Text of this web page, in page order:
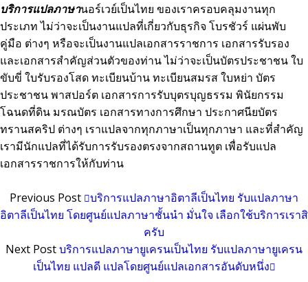
บริการแปลภาษานอร์เวย์เป็นไทย ของเราครอบคลุมงานทุก
ประเภท ไม่ว่าจะเป็นงานแปลที่เกี่ยวกับธุรกิจ โบรชัวร์ แผ่นพับ
คู่มือ ต่างๆ หรือจะเป็นงานแปลเอกสารราชการ เอกสารรับรอง
และเอกสารสำคัญส่วนตัวของท่าน ไม่ว่าจะเป็นบัตรประชาชน ใบ
ขับขี่ ใบรับรองโสด ทะเบียนบ้าน ทะเบียนสมรส ใบหย่า บัตร
ประชาชน พาสปอร์ต เอกสารการรับบุตรบุญธรรม พินัยกรรม
โฉนดที่ดิน มรณบัตร เอกสารทางการศึกษา ประกาศนียบัตร
ทรานสคริป ต่างๆ เราแปลจากทุกภาษาเป็นทุกภาษา และที่สำคัญ
เรามีนักแปลที่ได้รับการรับรองตรงจากสถานทูต เพื่อรับแปล
เอกสารราชการให้กับท่าน
Previous Post บริการแปลภาษาอิตาลีเป็นไทย รับแปลภาษา
อิตาลีเป็นไทย โดยศูนย์แปลภาษาชั้นนำ มั่นใจ เลือกใช้บริการเราสิ
ครับ
Next Postบริการแปลภาษายูเครนเป็นไทย รับแปลภาษายูเครน
เป็นไทย แปลดี แปลโดยศูนย์แปลเอกสารอันดับหนึ่ง